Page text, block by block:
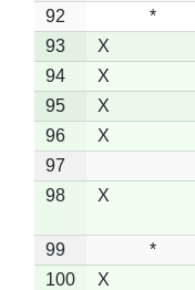
92
*
93
X
94
X
95
X
96
X
97
98
X
99 *
100
X